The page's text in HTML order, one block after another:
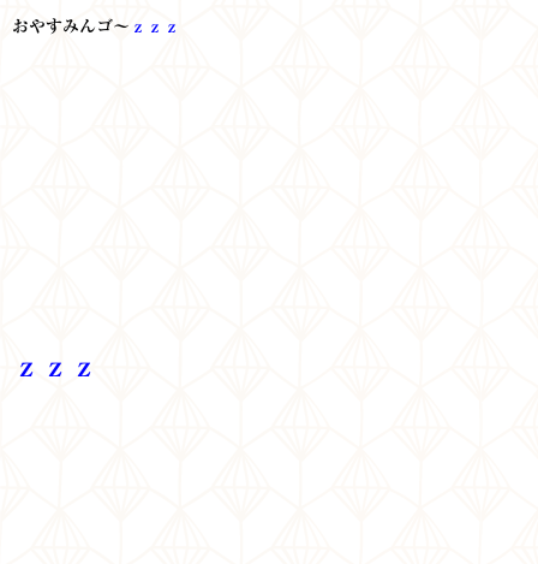
おやすみんゴ～ ｚｚｚ
ｚｚｚ